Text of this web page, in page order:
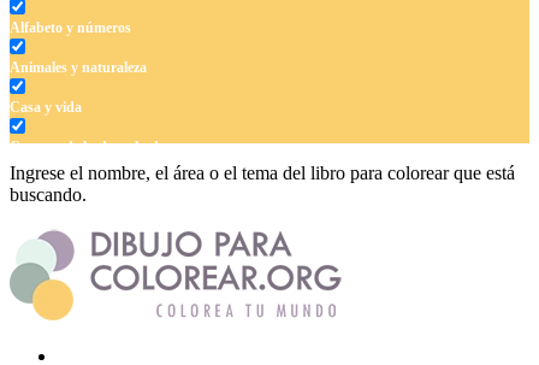
Alfabeto y números
Animales y naturaleza
Casa y vida
Cuentos de hadas y hadas
Deporte
Dinosaurios
El universo
Flores
Ingrese el nombre, el área o el tema del libro para colorear que está
buscando.